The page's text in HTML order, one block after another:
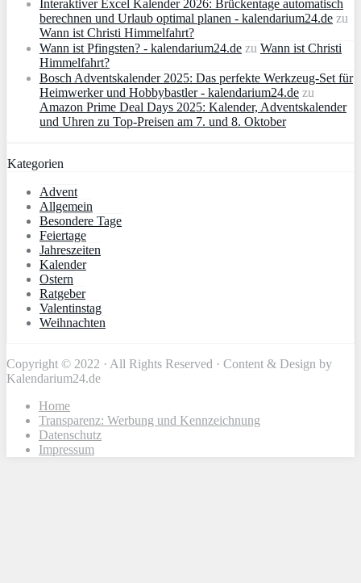
Interaktiver Excel Kalender 2026: Brückentage automatisch
berechnen und Urlaub optimal planen - kalendarium24.de zu
Wann ist Christi Himmelfahrt?
Wann ist Pfingsten? - kalendarium24.de zu Wann ist Christi
Himmelfahrt?
Bosch Adventskalender 2025: Das perfekte Werkzeug-Set für
Heimwerker und Hobbybastler - kalendarium24.de zu
Amazon Prime Deal Days 2025: Kalender, Adventskalender
und Uhren zu Top-Preisen am 7. und 8. Oktober
Kategorien
Advent
Allgemein
Besondere Tage
Feiertage
Jahreszeiten
Kalender
Ostern
Ratgeber
Valentinstag
Weihnachten
Copyright © 2022 · All Rights Reserved · Content & Design by
Kalendarium24.de
Home
Transparenz: Werbung und Kennzeichnung
Datenschutz
Impressum